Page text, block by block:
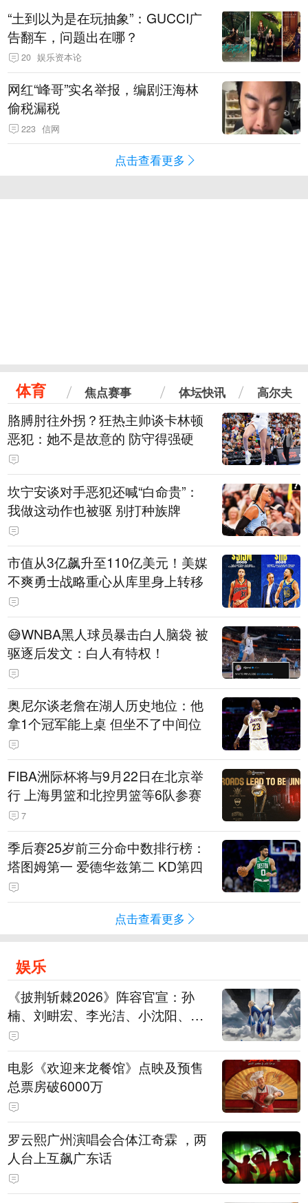
“土到以为是在玩抽象”：GUCCI广
告翻车，问题出在哪？
20 娱乐资本论
网红“峰哥”实名举报，编剧汪海林
偷税漏税
223 信网
点击查看更多
体育 焦点赛事 体坛快讯 高尔夫
胳膊肘往外拐？狂热主帅谈卡林顿
恶犯：她不是故意的 防守得强硬
坎宁安谈对手恶犯还喊“白命贵”：
我做这动作也被驱 别打种族牌
市值从3亿飙升至110亿美元！美媒
不爽勇士战略重心从库里身上转移
😅WNBA黑人球员暴击白人脑袋 被
驱逐后发文：白人有特权！
奥尼尔谈老詹在湖人历史地位：他
拿1个冠军能上桌 但坐不了中间位
FIBA洲际杯将与9月22日在北京举
行 上海男篮和北控男篮等6队参赛
7
季后赛25岁前三分命中数排行榜：
塔图姆第一 爱德华兹第二 KD第四
点击查看更多
娱乐
《披荆斩棘2026》阵容官宣：孙
楠、刘畊宏、李光洁、小沈阳、余
文乐、王传君等28位艺人
电影《欢迎来龙餐馆》点映及预售
总票房破6000万
罗云熙广州演唱会合体江奇霖 ，两
人台上互飙广东话